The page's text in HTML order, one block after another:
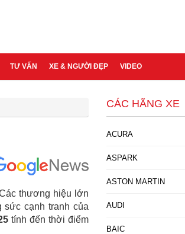
TƯ VẤN XE & NGƯỜI ĐẸP VIDEO
thương hiệu lớn
sức cạnh tranh của
tính đến thời điểm
CÁC HÃNG XE
ACURA
ASPARK
ASTON MARTIN
AUDI
BAIC